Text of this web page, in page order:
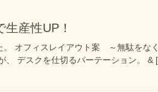
産性UP！
。 オフィスレイアウト案 ～無駄を
、 デスクを仕切るパーテーション。 &